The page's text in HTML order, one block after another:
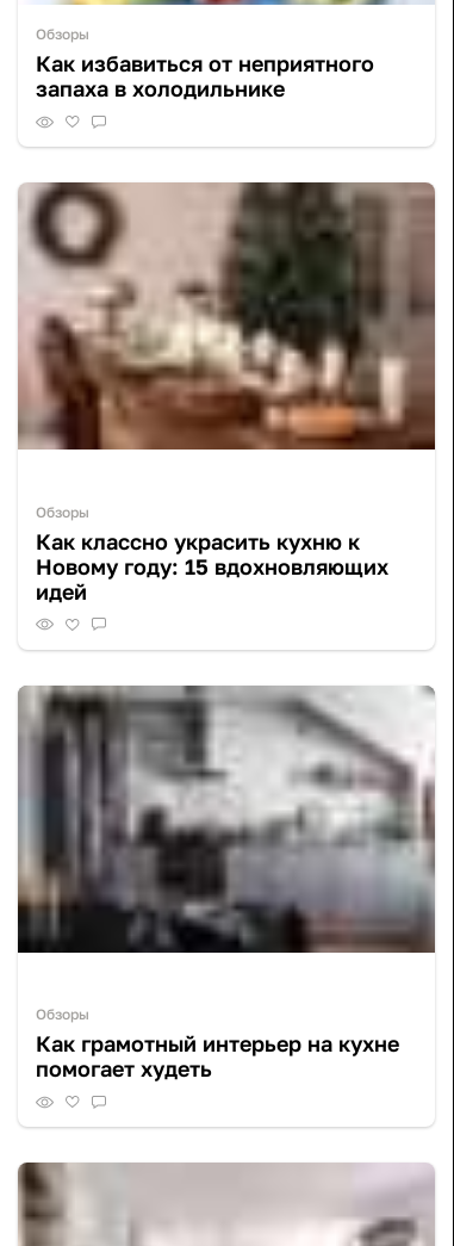
Обзоры
Как избавиться от неприятного
запаха в холодильнике
Обзоры
Как классно украсить кухню к
Новому году: 15 вдохновляющих
идей
Обзоры
Как грамотный интерьер на кухне
помогает худеть